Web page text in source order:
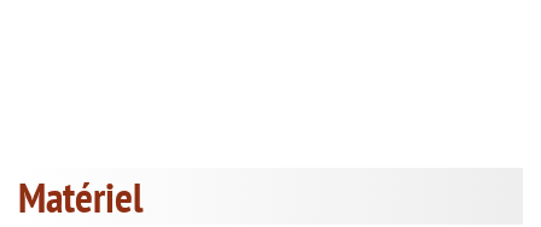
Matériel